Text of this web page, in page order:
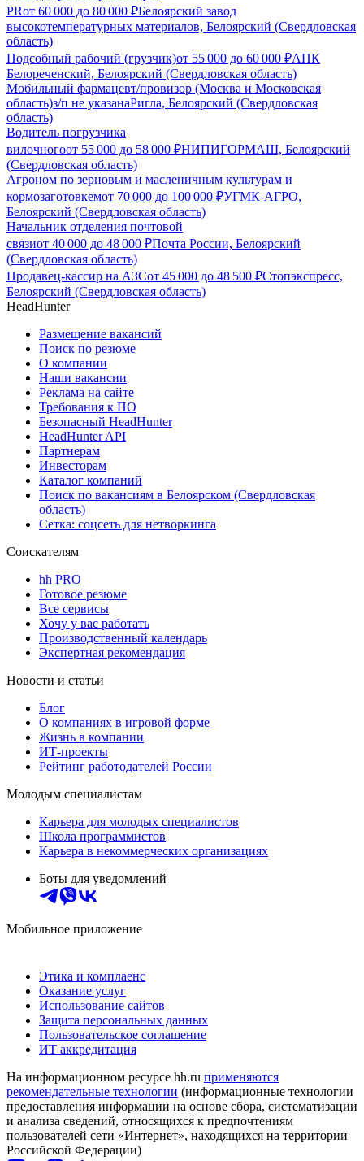
PRот 60 000 до 80 000 ₽Белоярский завод
высокотемпературных материалов, Белоярский (Свердловская
область)
Подсобный рабочий (грузчик)от 55 000 до 60 000 ₽АПК
Белореченский, Белоярский (Свердловская область)
Мобильный фармацевт/провизор (Москва и Московская
область)з/п не указанаРигла, Белоярский (Свердловская
область)
Водитель погрузчика
вилочногоот 55 000 до 58 000 ₽НИПИГОРМАШ, Белоярский
(Свердловская область)
Агроном по зерновым и масленичным культурам и
кормозаготовкемот 70 000 до 100 000 ₽УГМК-АГРО,
Белоярский (Свердловская область)
Начальник отделения почтовой
связиот 40 000 до 48 000 ₽Почта России, Белоярский
(Свердловская область)
Продавец-кассир на АЗСот 45 000 до 48 500 ₽Стопэкспресс,
Белоярский (Свердловская область)
HeadHunter
Размещение вакансий
Поиск по резюме
О компании
Наши вакансии
Реклама на сайте
Требования к ПО
Безопасный HeadHunter
HeadHunter API
Партнерам
Инвесторам
Каталог компаний
Поиск по вакансиям в Белоярском (Свердловская
область)
Сетка: соцсеть для нетворкинга
Соискателям
hh PRO
Готовое резюме
Все сервисы
Хочу у вас работать
Производственный календарь
Экспертная рекомендация
Новости и статьи
Блог
О компаниях в игровой форме
Жизнь в компании
ИТ-проекты
Рейтинг работодателей России
Молодым специалистам
Карьера для молодых специалистов
Школа программистов
Карьера в некоммерческих организациях
Боты для уведомлений
Мобильное приложение
Этика и комплаенс
Оказание услуг
Использование сайтов
Защита персональных данных
Пользовательское соглашение
ИТ аккредитация
На информационном ресурсе hh.ru применяются
рекомендательные технологии (информационные технологии
предоставления информации на основе сбора, систематизации
и анализа сведений, относящихся к предпочтениям
пользователей сети «Интернет», находящихся на территории
Российской Федерации)